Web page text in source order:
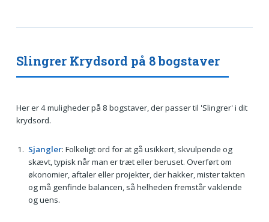
Slingrer Krydsord på 8 bogstaver
Her er 4 muligheder på 8 bogstaver, der passer til 'Slingrer' i dit
krydsord.
Sjangler: Folkeligt ord for at gå usikkert, skvulpende og
skævt, typisk når man er træt eller beruset. Overført om
økonomier, aftaler eller projekter, der hakker, mister takten
og må genfinde balancen, så helheden fremstår vaklende
og uens.